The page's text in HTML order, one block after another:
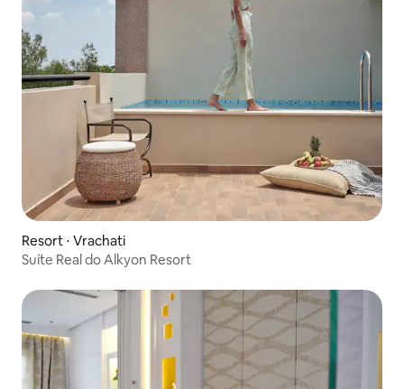
Resort ⋅ Vrachati
Suíte Real do Alkyon Resort